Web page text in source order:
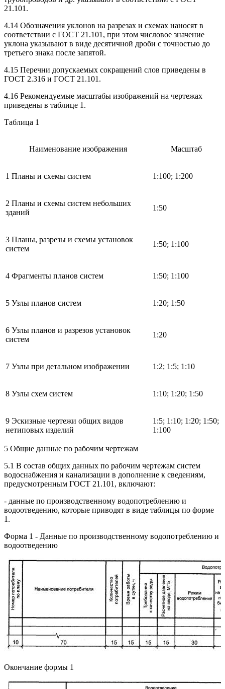
21.101.
4.14 Обозначения уклонов на разрезах и схемах наносят в
соответствии с ГОСТ 21.101, при этом числовое значение
уклона указывают в виде десятичной дроби с точностью до
третьего знака после запятой.
4.15 Перечни допускаемых сокращений слов приведены в
ГОСТ 2.316 и ГОСТ 21.101.
4.16 Рекомендуемые масштабы изображений на чертежах
приведены в таблице 1.
Таблица 1
Наименование изображения Масштаб
1 Планы и схемы систем 1:100; 1:200
2 Планы и схемы систем небольших
зданий
1:50
3 Планы, разрезы и схемы установок
систем
1:50; 1:100
4 Фрагменты планов систем 1:50; 1:100
5 Узлы планов систем 1:20; 1:50
6 Узлы планов и разрезов установок
систем
1:20
7 Узлы при детальном изображении 1:2; 1:5; 1:10
8 Узлы схем систем 1:10; 1:20; 1:50
9 Эскизные чертежи общих видов
нетиповых изделий
1:5; 1:10; 1:20; 1:50;
1:100
5 Общие данные по рабочим чертежам
5.1 В состав общих данных по рабочим чертежам систем
водоснабжения и канализации в дополнение к сведениям,
предусмотренным ГОСТ 21.101, включают:
- данные по производственному водопотреблению и
водоотведению, которые приводят в виде таблицы по форме
1.
Форма 1 - Данные по производственному водопотреблению и
водоотведению
Окончание формы 1